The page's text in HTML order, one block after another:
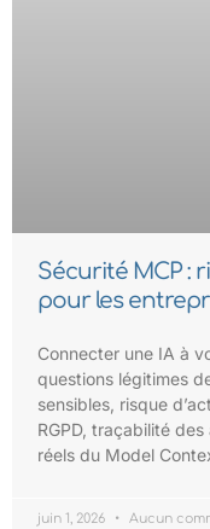
Sécurité MCP :
pour les
Connecter une IA à
questions légitimes
sensibles, risque
RGPD, traçabilité
réels du Model
juin 1, 2026 Aucun